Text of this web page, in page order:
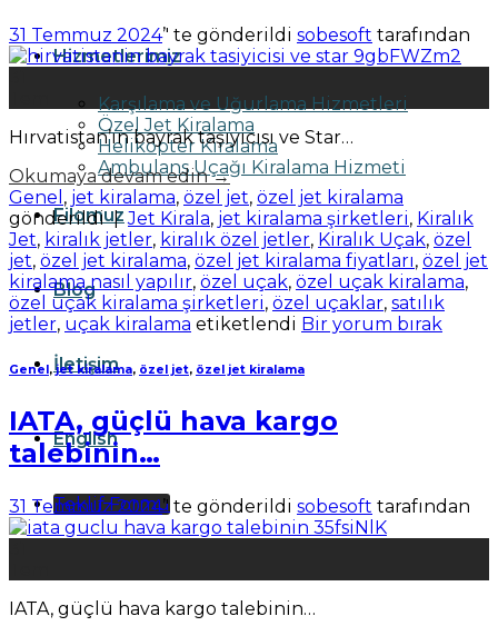
Hizmetlerimiz
Karşılama ve Uğurlama Hizmetleri
Özel Jet Kiralama
Helikopter Kiralama
Ambulans Uçağı Kiralama Hizmeti
Filomuz
Blog
İletişim
English
Teklif Formu
31 Temmuz 2024’' te gönderildi sobesoft tarafından
Hırvatistan’ın bayrak taşıyıcısı ve Star…
Okumaya devam edin→
Genel , jet kiralama, özel jet, özel jet kiralama
gönderildi| Jet Kirala, jet kiralama şirketleri, Kiralık
Jet, kiralık jetler, kiralık özel jetler, Kiralık Uçak, özel
jet, özel jet kiralama, özel jet kiralama fiyatları, özel jet
kiralama nasıl yapılır, özel uçak, özel uçak kiralama,
özel uçak kiralama şirketleri, özel uçaklar, satılık
jetler, uçak kiralama etiketlendi Bir yorum bırak
Genel ,jet kiralama, özel jet, özel jet kiralama
IATA, güçlü hava kargo
talebinin…
31 Temmuz 2024’' te gönderildi sobesoft tarafından
IATA, güçlü hava kargo talebinin…